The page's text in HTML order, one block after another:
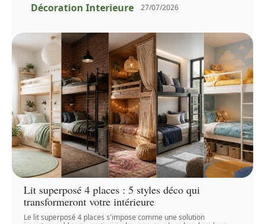
Décoration Interieure 27/07/2026
Lit superposé 4 places : 5 styles déco qui
transformeront votre intérieure
Le lit superposé 4 places s'impose comme une solution